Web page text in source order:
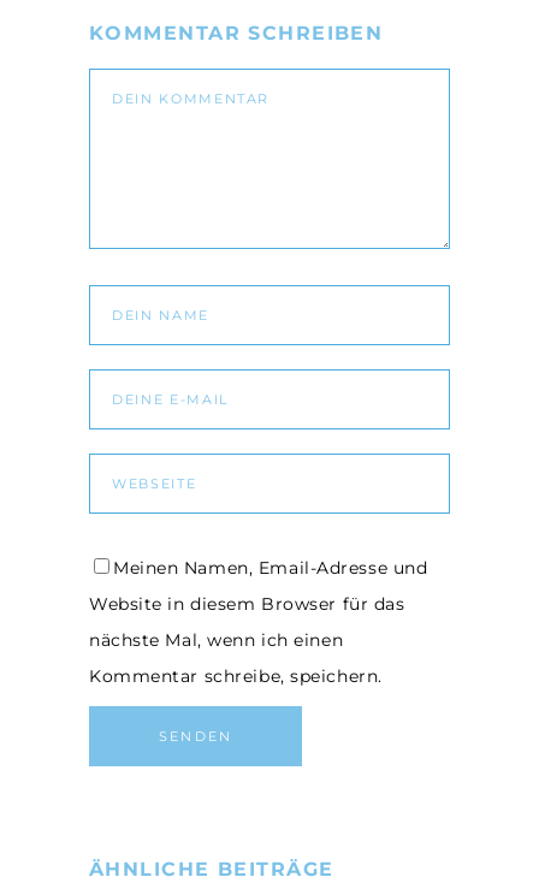
KOMMENTAR SCHREIBEN
Meinen Namen, Email-Adresse und
Website in diesem Browser für das
nächste Mal, wenn ich einen
Kommentar schreibe, speichern.
ÄHNLICHE BEITRÄGE